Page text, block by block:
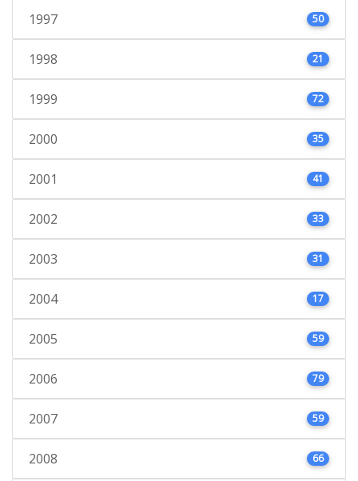
1997 50
1998 21
1999 72
2000 35
2001 41
2002 33
2003 31
2004 17
2005 59
2006 79
2007 59
2008 66